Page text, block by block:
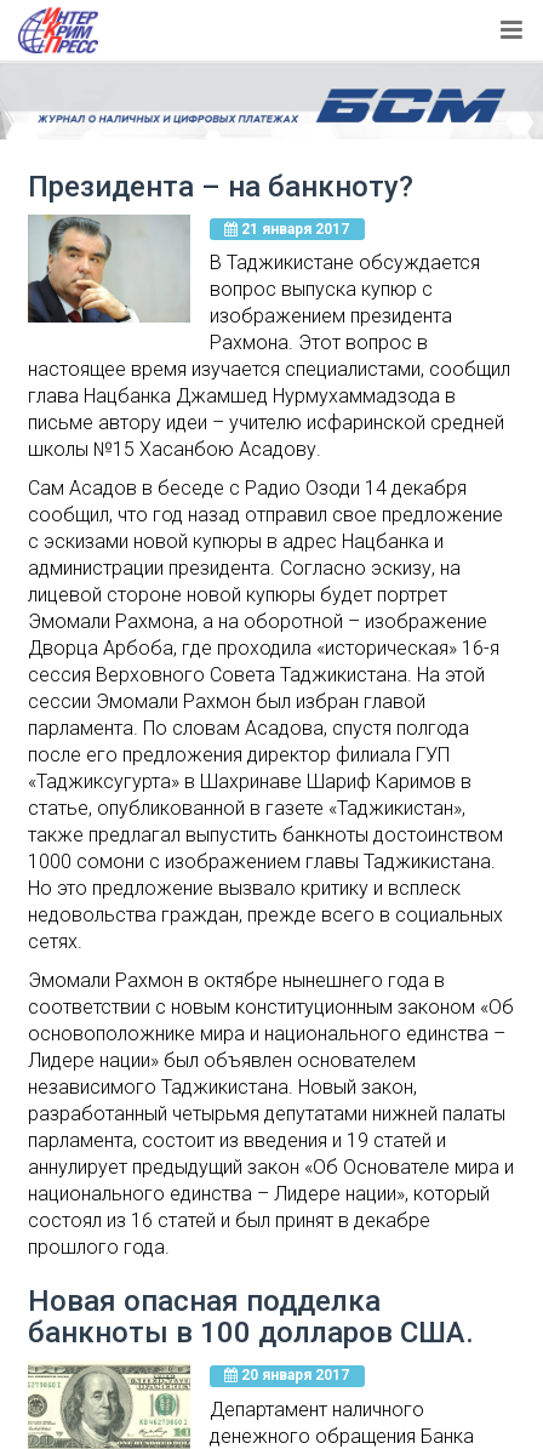
Президента – на банкноту?
21 января 2017
В Таджикистане обсуждается
вопрос выпуска купюр с
изображением президента
Рахмона. Этот вопрос в
настоящее время изучается специалистами, сообщил
глава Нацбанка Джамшед Нурмухаммадзода в
письме автору идеи – учителю исфаринской средней
школы №15 Хасанбою Асадову.
Сам Асадов в беседе с Радио Озоди 14 декабря
сообщил, что год назад отправил свое предложение
с эскизами новой купюры в адрес Нацбанка и
администрации президента. Согласно эскизу, на
лицевой стороне новой купюры будет портрет
Эмомали Рахмона, а на оборотной – изображение
Дворца Арбоба, где проходила «историческая» 16-я
сессия Верховного Совета Таджикистана. На этой
сессии Эмомали Рахмон был избран главой
парламента. По словам Асадова, спустя полгода
после его предложения директор филиала ГУП
«Таджиксугурта» в Шахринаве Шариф Каримов в
статье, опубликованной в газете «Таджикистан»,
также предлагал выпустить банкноты достоинством
1000 сомони с изображением главы Таджикистана.
Но это предложение вызвало критику и всплеск
недовольства граждан, прежде всего в социальных
сетях.
Эмомали Рахмон в октябре нынешнего года в
соответствии с новым конституционным законом «Об
основоположнике мира и национального единства –
Лидере нации» был объявлен основателем
независимого Таджикистана. Новый закон,
разработанный четырьмя депутатами нижней палаты
парламента, состоит из введения и 19 статей и
аннулирует предыдущий закон «Об Основателе мира и
национального единства – Лидере нации», который
состоял из 16 статей и был принят в декабре
прошлого года.
Новая опасная подделка
банкноты в 100 долларов США.
20 января 2017
Департамент наличного
денежного обращения Банка